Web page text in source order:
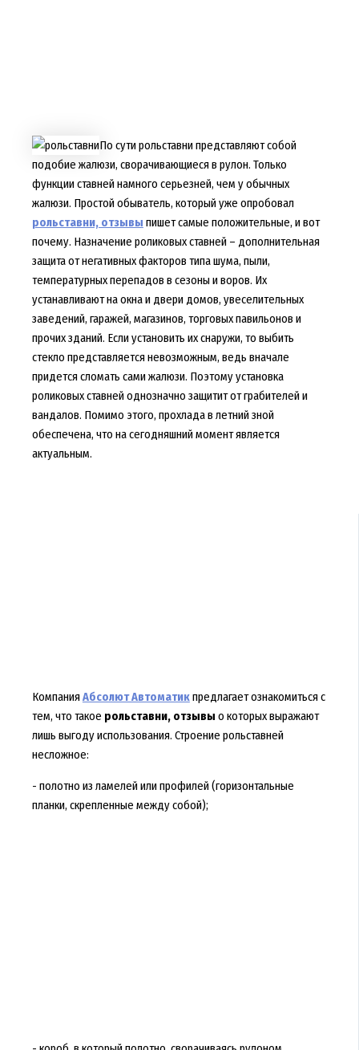
По сути рольставни представляют собой
подобие жалюзи, сворачивающиеся в рулон. Только
функции ставней намного серьезней, чем у обычных
жалюзи. Простой обыватель, который уже опробовал
рольставни, отзывы пишет самые положительные, и вот
почему. Назначение роликовых ставней – дополнительная
защита от негативных факторов типа шума, пыли,
температурных перепадов в сезоны и воров. Их
устанавливают на окна и двери домов, увеселительных
заведений, гаражей, магазинов, торговых павильонов и
прочих зданий. Если установить их снаружи, то выбить
стекло представляется невозможным, ведь вначале
придется сломать сами жалюзи. Поэтому установка
роликовых ставней однозначно защитит от грабителей и
вандалов. Помимо этого, прохлада в летний зной
обеспечена, что на сегодняшний момент является
актуальным.
КомпанияАбсолют Автоматикпредлагает ознакомиться с
тем, что такое рольставни, отзывы о которых выражают
лишь выгоду использования. Строение рольставней
несложное:
- полотно из ламелей или профилей (горизонтальные
планки, скрепленные между собой);